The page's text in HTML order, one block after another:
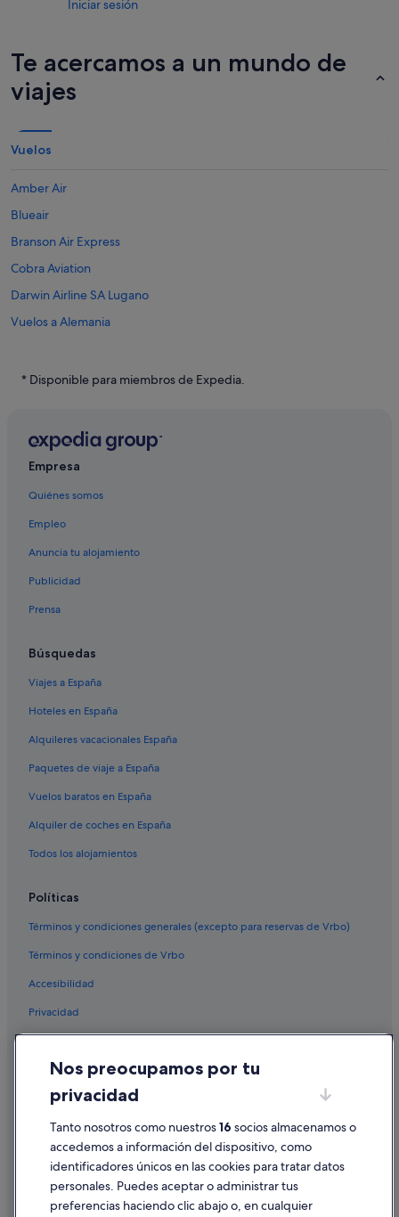
Iniciar sesión
Te acercamos a un mundo de
viajes
Vuelos
Amber Air
Blueair
Branson Air Express
Cobra Aviation
Darwin Airline SA Lugano
Vuelos a Alemania
Vuelos a Australia
Vuelos a Canadá
Vuelos a China
Vuelos a España
Vuelos a Estados Unidos
Vuelos a Filipinas
Vuelos a Grecia
Vuelos a México
Vuelos a Suiza
Vuelos a Tailandia
Vuelos a Turquía
Deutsche Bahn
Vuelos a Adeje
Vuelos a Alicante
Vuelos a Barcelona
Vuelos a Benalmádena
Vuelos a Benidorm
Vuelos a Bilbao
Vuelos a Calvià
Vuelos a Ciudad de Ibiza
Vuelos a Granada
* Disponible para miembros de Expedia.
Empresa
Quiénes somos
Empleo
Anuncia tu alojamiento
Publicidad
Prensa
Búsquedas
Viajes a España
Hoteles en España
Alquileres vacacionales España
Paquetes de viaje a España
Vuelos baratos en España
Alquiler de coches en España
Todos los alojamientos
Políticas
Términos y condiciones generales (excepto para reservas de Vrbo)
Términos y condiciones de Vrbo
Accesibilidad
Privacidad
Condiciones de uso
Información legal/contacto
Pautas sobre el contenido y cómo denunciar contenido
Ayuda
Nos preocupamos por tu
privacidad
Tanto nosotros como nuestros16 socios almacenamos o
accedemos a información del dispositivo, como
identificadores únicos en las cookies para tratar datos
personales. Puedes aceptar o administrar tus
preferencias haciendo clic abajo o, en cualquier